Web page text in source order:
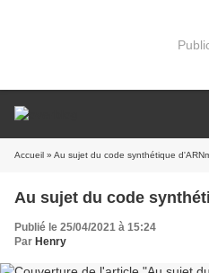
Accueil » Au sujet du code synthétique
Au sujet du code
Publié le 25/04/2021 à 15:24
Par Henry